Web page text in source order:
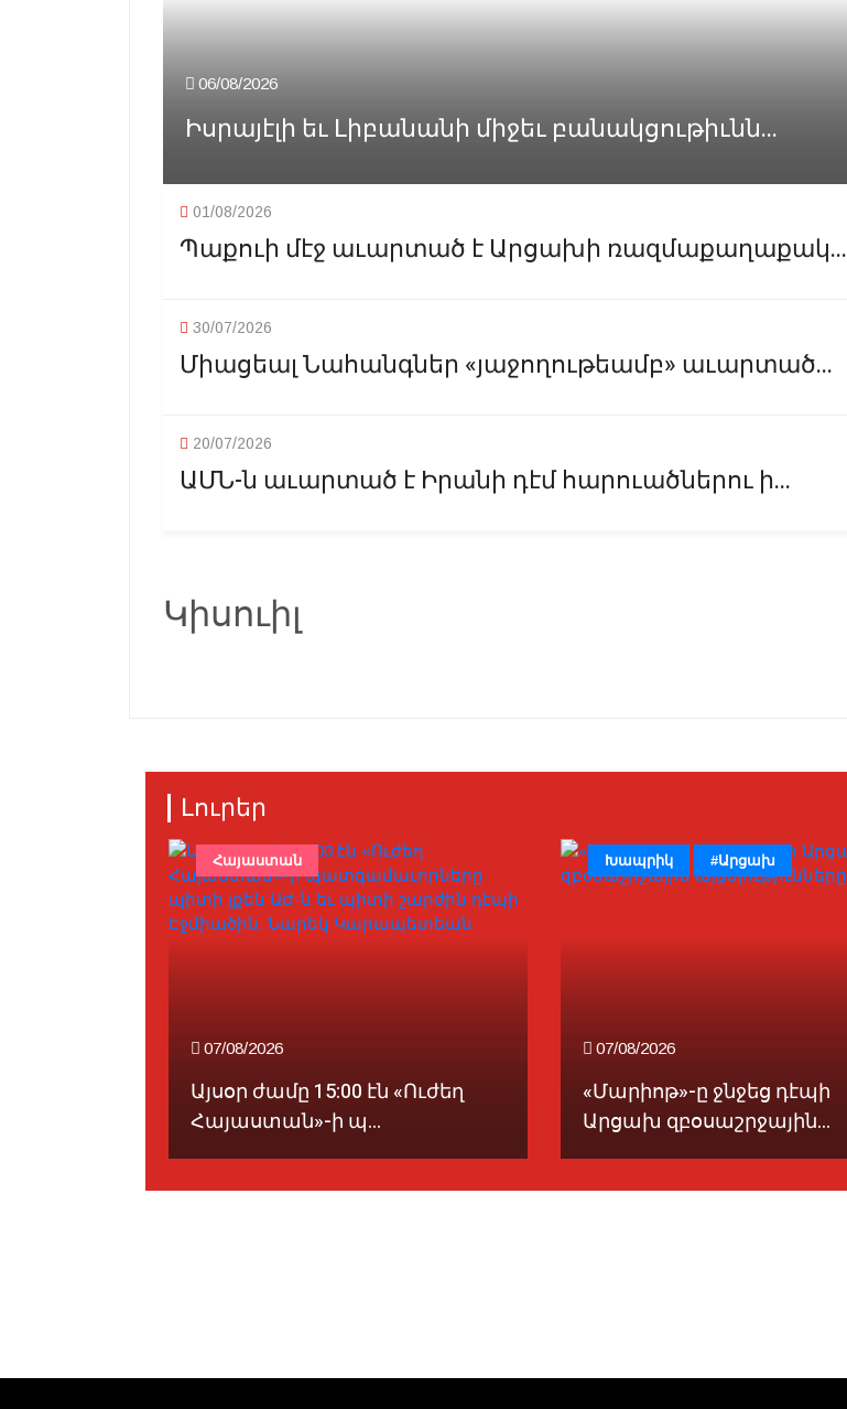
06/08/2026
Իսրայէլի եւ Լիբանանի միջեւ բանակցութիւնն...
01/08/2026
Պաքուի մէջ աւարտած է Արցախի ռազմաքաղաքակ...
30/07/2026
Միացեալ Նահանգներ «յաջողութեամբ» աւարտած...
20/07/2026
ԱՄՆ-ն աւարտած է Իրանի դէմ հարուածներու ի...
Կիսուիլ
Լուրեր
07/08/2026
Այսօր ժամը 15:00 էն «Ուժեղ
Հայաստան»-ի պ...
Հայաստան
07/08/2026
«Մարիոթ»-ը ջնջեց դէպի
Արցախ զբօսաշրջային...
Խապրիկ #Արցախ